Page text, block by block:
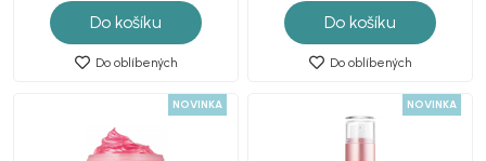
Do košíku
Do oblíbených
Do košíku
Do oblíbených
NOVINKA NOVINKA